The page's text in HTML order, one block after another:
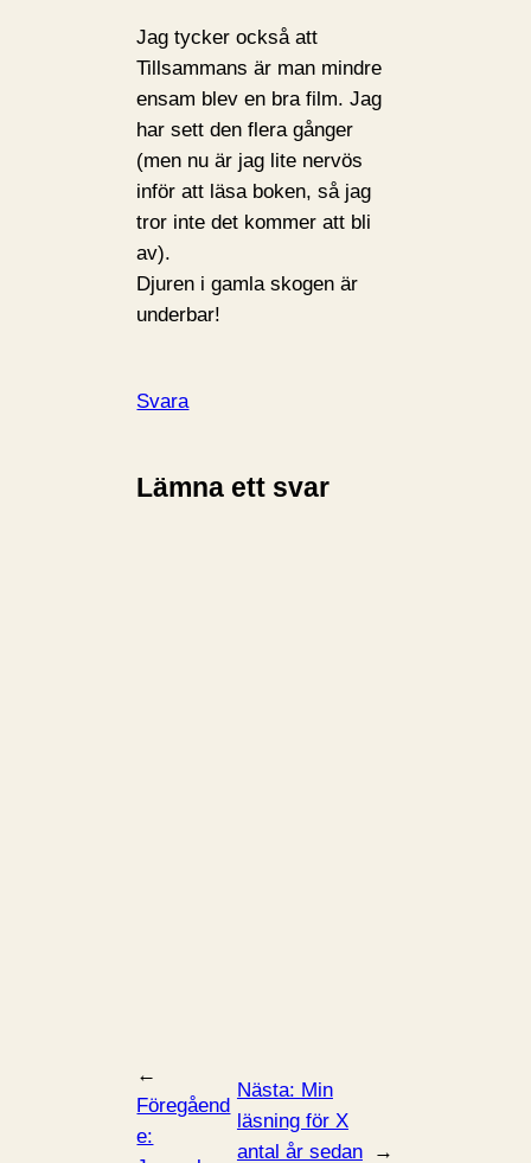
Jag tycker också att
Tillsammans är man mindre
ensam blev en bra film. Jag
har sett den flera gånger
(men nu är jag lite nervös
inför att läsa boken, så jag
tror inte det kommer att bli
av).
Djuren i gamla skogen är
underbar!
Svara
Lämna ett svar
←
Föregåend
e:
Nästa: Min
läsning för X
antal år sedan
→